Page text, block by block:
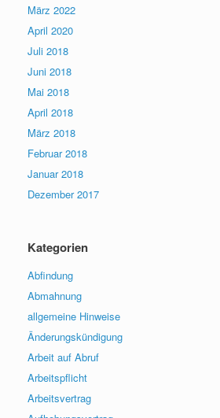
März 2022
April 2020
Juli 2018
Juni 2018
Mai 2018
April 2018
März 2018
Februar 2018
Januar 2018
Dezember 2017
Kategorien
Abfindung
Abmahnung
allgemeine Hinweise
Änderungskündigung
Arbeit auf Abruf
Arbeitspflicht
Arbeitsvertrag